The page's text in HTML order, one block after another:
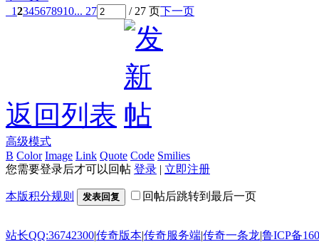
12345678910... 27 / 27 页下一页
返回列表
高级模式
B Color Image Link Quote Code Smilies
您需要登录后才可以回帖 登录 | 立即注册
本版积分规则 发表回复 回帖后跳转到最后一页
站长QQ:36742300|传奇版本|传奇服务端|传奇一条龙|鲁ICP备